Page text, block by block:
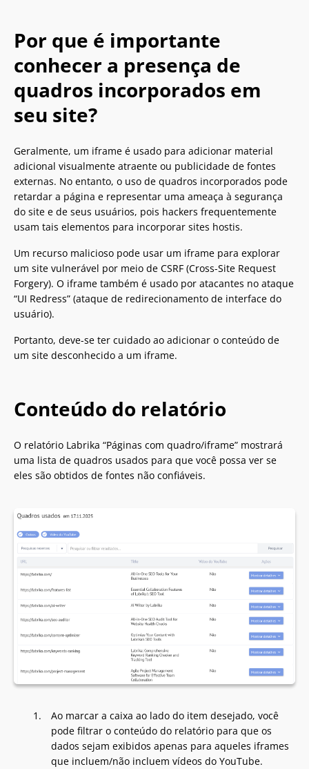
Por que é importante
conhecer a presença de
quadros incorporados em
seu site?
Geralmente, um iframe é usado para adicionar material
adicional visualmente atraente ou publicidade de fontes
externas. No entanto, o uso de quadros incorporados pode
retardar a página e representar uma ameaça à segurança
do site e de seus usuários, pois hackers frequentemente
usam tais elementos para incorporar sites hostis.
Um recurso malicioso pode usar um iframe para explorar
um site vulnerável por meio de CSRF (Cross-Site Request
Forgery). O iframe também é usado por atacantes no ataque
“UI Redress” (ataque de redirecionamento de interface do
usuário).
Portanto, deve-se ter cuidado ao adicionar o conteúdo de
um site desconhecido a um iframe.
Conteúdo do relatório
O relatório Labrika “Páginas com quadro/iframe” mostrará
uma lista de quadros usados para que você possa ver se
eles são obtidos de fontes não confiáveis.
Ao marcar a caixa ao lado do item desejado, você
pode filtrar o conteúdo do relatório para que os
dados sejam exibidos apenas para aqueles iframes
que incluem/não incluem vídeos do YouTube.